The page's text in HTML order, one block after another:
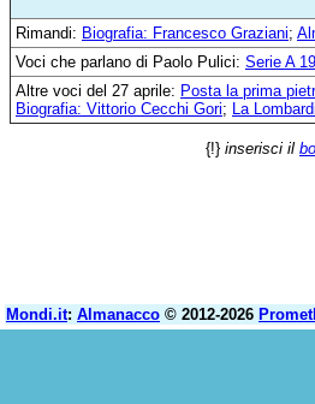
Rimandi: Biografia: Francesco Graziani;
Voci che parlano di Paolo Pulici: Serie A
Altre voci del 27 aprile: Posta la prima
Biografia: Vittorio Cecchi Gori; La
{!} inserisci il
Mondi.it: Almanacco © 2012-2026